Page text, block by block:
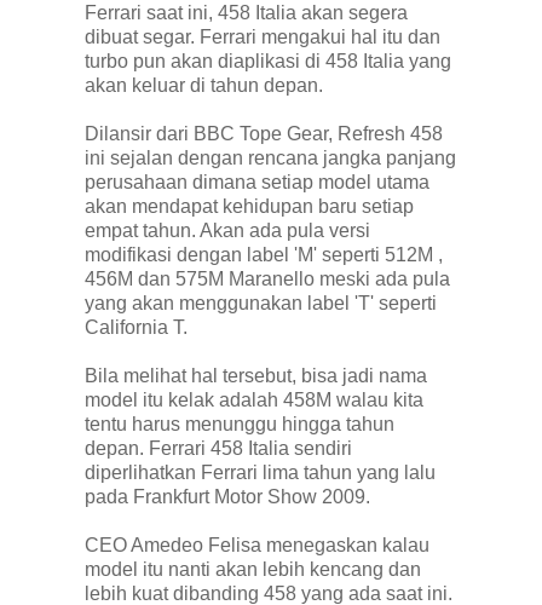
Ferrari saat ini, 458 Italia akan segera
dibuat segar. Ferrari mengakui hal itu dan
turbo pun akan diaplikasi di 458 Italia yang
akan keluar di tahun depan.
Dilansir dari BBC Tope Gear, Refresh 458
ini sejalan dengan rencana jangka panjang
perusahaan dimana setiap model utama
akan mendapat kehidupan baru setiap
empat tahun. Akan ada pula versi
modifikasi dengan label 'M' seperti 512M ,
456M dan 575M Maranello meski ada pula
yang akan menggunakan label 'T' seperti
California T.
Bila melihat hal tersebut, bisa jadi nama
model itu kelak adalah 458M walau kita
tentu harus menunggu hingga tahun
depan. Ferrari 458 Italia sendiri
diperlihatkan Ferrari lima tahun yang lalu
pada Frankfurt Motor Show 2009.
CEO Amedeo Felisa menegaskan kalau
model itu nanti akan lebih kencang dan
lebih kuat dibanding 458 yang ada saat ini.